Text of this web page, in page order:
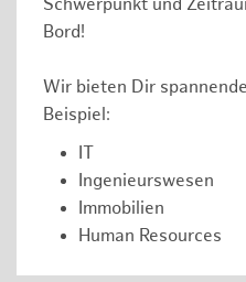
Schwerpunkt und
Bord!
Wir bieten Dir
Beispiel:
IT
Ingenieurswesen
Immobilien
Human Resources